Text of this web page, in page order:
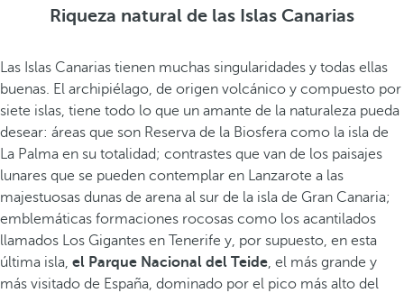
Riqueza natural de las Islas Canarias
Las Islas Canarias tienen muchas singularidades y todas ellas
buenas. El archipiélago, de origen volcánico y compuesto por
siete islas, tiene todo lo que un amante de la naturaleza pueda
desear: áreas que son Reserva de la Biosfera como la isla de
La Palma en su totalidad; contrastes que van de los paisajes
lunares que se pueden contemplar en Lanzarote a las
majestuosas dunas de arena al sur de la isla de Gran Canaria;
emblemáticas formaciones rocosas como los acantilados
llamados Los Gigantes en Tenerife y, por supuesto, en esta
última isla, el Parque Nacional del Teide, el más grande y
más visitado de España, dominado por el pico más alto del